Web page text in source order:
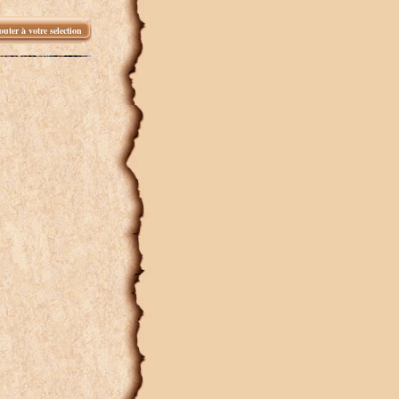
à votre selection